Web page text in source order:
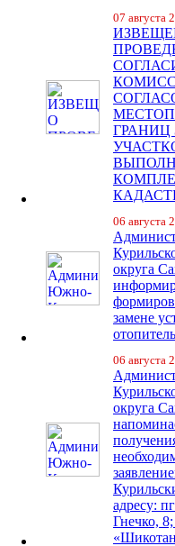
07 августа
ГРАНИЦ
06 августа
округа
замене
06 августа
округа
адресу:
Гнечко,
«Шикотан